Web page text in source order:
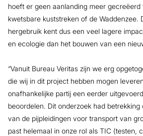
hoeft er geen aanlanding meer
kwetsbare kuststreken of de Waddenzee.
hergebruik kent dus een veel lagere
en ecologie dan het bouwen van een
“Vanuit Bureau Veritas zijn we erg
die wij in dit project hebben mogen
onafhankelijke partij een eerder
beoordelen. Dit onderzoek had
van de pijpleidingen voor transport van
past helemaal in onze rol als TIC (testen,